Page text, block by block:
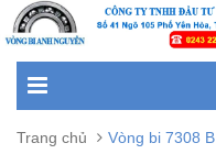
Trang chủ Vòng bi 7308 B